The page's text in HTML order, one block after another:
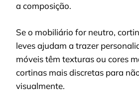
a composição.
Se o mobiliário for neutro,
leves ajudam a trazer
móveis têm texturas ou cores
cortinas mais discretas para
visualmente.